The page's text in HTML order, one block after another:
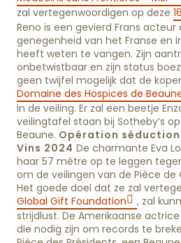
zal vertegenwoordigen op deze
Reno is een gevierd Frans acteur
genegenheid van het Franse en
heeft weten te vangen. Zijn
onbetwistbaar en zijn status
geen twijfel mogelijk dat de
Domaine des Hospices de
in de veiling. Er zal een beetje
veilingtafel staan bij Sotheby’s
Beaune. Opération
Vins 2024 De charmante Eva
haar 57 mètre op te leggen
om de veilingen van de Pièce
Het goede doel dat ze zal
Global Gift Foundation
, zal
strijdlust. De Amerikaanse
die nodig zijn om records te